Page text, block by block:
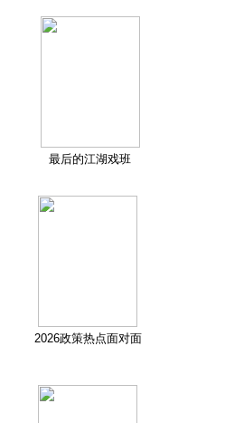
最后的江湖戏班
2026政策热点面对面